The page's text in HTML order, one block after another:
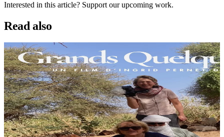
Interested in this article? Support our upcoming work.
Read also